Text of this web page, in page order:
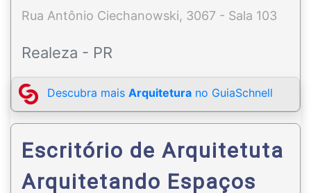
Rua Antônio Ciechanowski, 3067 - Sala 103
Realeza - PR
Descubra mais Arquitetura no GuiaSchnell
Escritório de Arquitetuta
Arquitetando Espaços